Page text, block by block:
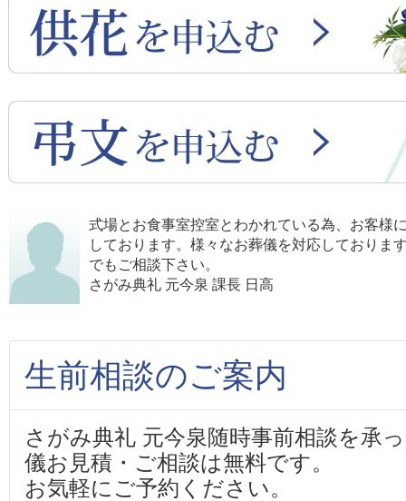
式場とお食事室控室とわかれている為、お客様
しております。様々なお葬儀を対応しておりま
でもご相談下さい。
さがみ典礼 元今泉 課長 日高
生前相談のご案内
さがみ典礼 元今泉随時事前相談を承
儀お見積・ご相談は無料です。
お気軽にご予約ください。